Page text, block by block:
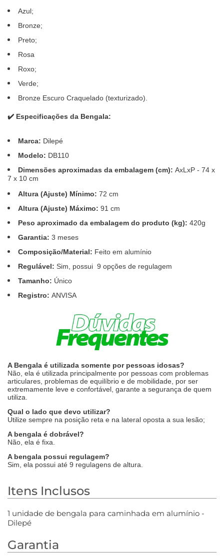
Azul;
Bronze;
Preto;
Rosa
Roxo;
Verde;
Bronze Escuro Craquelado (texturizado).
✔️ Especificações da Bengala:
Marca: Dilepé
Modelo: DB110
Dimensões aproximadas da embalagem (cm): AxLxP - 74 x
7 x 10 cm
Altura (Ajuste) Mínimo: 72 cm
Altura (Ajuste) Máximo: 91 cm
Peso aproximado da embalagem do produto (kg): 420g
Garantia: 3 meses
Composição/Material: Feito em alumínio
Regulável: Sim, possui 9 opções de regulagem
Tamanho: Único
Registro: ANVISA
A Bengala é utilizada somente por pessoas idosas?
Não, ela é utilizada principalmente por pessoas com problemas
articulares, problemas de equilíbrio e de mobilidade, por ser
extremamente leve e confortável, garante a segurança de quem
utiliza.
Qual o lado que devo utilizar?
Utilize sempre na posição reta e na lateral oposta a sua lesão;
A bengala é dobrável?
Não, ela é fixa.
A bengala possui regulagem?
Sim, ela possui até 9 regulagens de altura.
Itens Inclusos
1 unidade de bengala para caminhada em alumínio -
Dilepé
Garantia